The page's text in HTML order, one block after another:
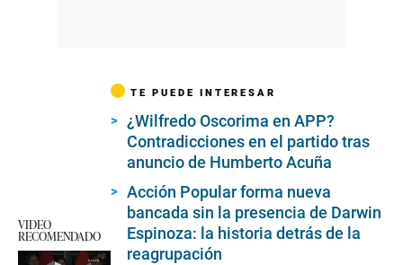
VIDEO
RECOMENDADO
TE PUEDE INTERESAR
¿Wilfredo Oscorima en APP?
Contradicciones en el partido tras
anuncio de Humberto Acuña
Acción Popular forma nueva
bancada sin la presencia de Darwin
Espinoza: la historia detrás de la
reagrupación